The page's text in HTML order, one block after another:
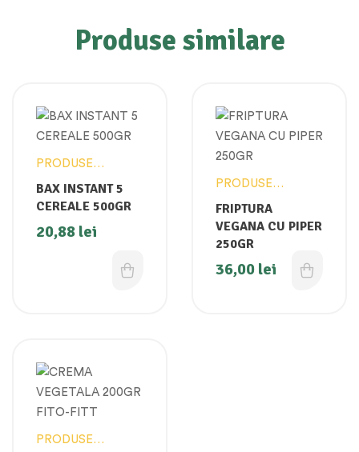
Produse similare
PRODUSE
VEGANE
BAX INSTANT 5
CEREALE 500GR
20,88 lei
PRODUSE
VEGANE
FRIPTURA
VEGANA CU PIPER
250GR
36,00 lei
PRODUSE